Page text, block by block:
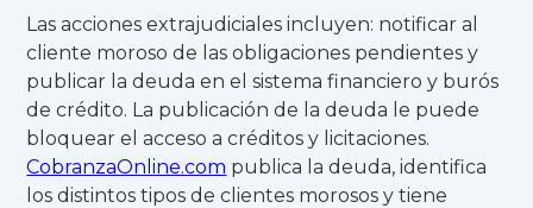
Las acciones extrajudiciales incluyen: notificar al
cliente moroso de las obligaciones pendientes y
publicar la deuda en el sistema financiero y burós
de crédito. La publicación de la deuda le puede
bloquear el acceso a créditos y licitaciones.
CobranzaOnline.com publica la deuda, identifica
los distintos tipos de clientes morosos y tiene